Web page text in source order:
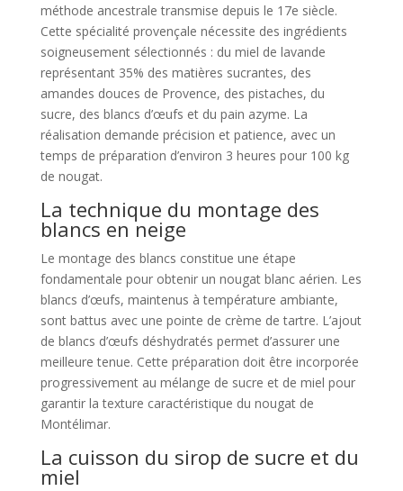
méthode ancestrale transmise depuis le 17e siècle.
Cette spécialité provençale nécessite des ingrédients
soigneusement sélectionnés : du miel de lavande
représentant 35% des matières sucrantes, des
amandes douces de Provence, des pistaches, du
sucre, des blancs d’œufs et du pain azyme. La
réalisation demande précision et patience, avec un
temps de préparation d’environ 3 heures pour 100 kg
de nougat.
La technique du montage des
blancs en neige
Le montage des blancs constitue une étape
fondamentale pour obtenir un nougat blanc aérien. Les
blancs d’œufs, maintenus à température ambiante,
sont battus avec une pointe de crème de tartre. L’ajout
de blancs d’œufs déshydratés permet d’assurer une
meilleure tenue. Cette préparation doit être incorporée
progressivement au mélange de sucre et de miel pour
garantir la texture caractéristique du nougat de
Montélimar.
La cuisson du sirop de sucre et du
miel